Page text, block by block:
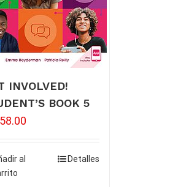
INVOLVED!
BOOK 5
al
Detalles